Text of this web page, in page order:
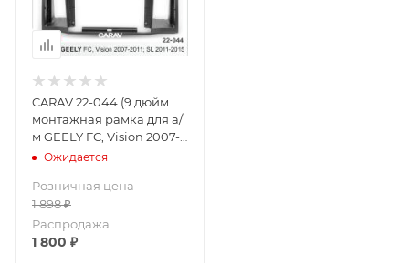
CARAV 22-044 (9 дюйм.
монтажная рамка для а/
м GEELY FC, Vision 2007-
11 SL 2011-15
Ожидается
Розничная цена
1 898₽
Распродажа
1 800 ₽